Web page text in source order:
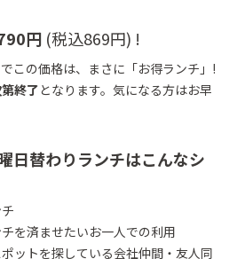
円 (税込869円) !
この価格は、まさに「お得ランチ」!
終了となります。気になる方はお早
日替わりランチはこんなシ
を済ませたいお一人での利用
ットを探している会社仲間・友人同